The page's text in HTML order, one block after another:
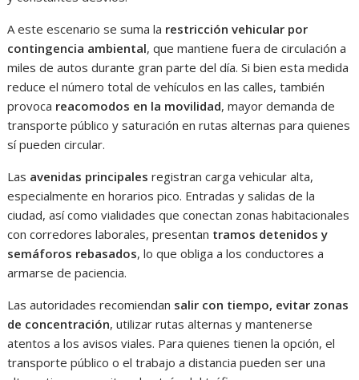
A este escenario se suma la restricción vehicular por
contingencia ambiental, que mantiene fuera de circulación a
miles de autos durante gran parte del día. Si bien esta medida
reduce el número total de vehículos en las calles, también
provoca reacomodos en la movilidad, mayor demanda de
transporte público y saturación en rutas alternas para quienes
sí pueden circular.
Las avenidas principales registran carga vehicular alta,
especialmente en horarios pico. Entradas y salidas de la
ciudad, así como vialidades que conectan zonas habitacionales
con corredores laborales, presentan tramos detenidos y
semáforos rebasados, lo que obliga a los conductores a
armarse de paciencia.
Las autoridades recomiendan salir con tiempo, evitar zonas
de concentración, utilizar rutas alternas y mantenerse
atentos a los avisos viales. Para quienes tienen la opción, el
transporte público o el trabajo a distancia pueden ser una